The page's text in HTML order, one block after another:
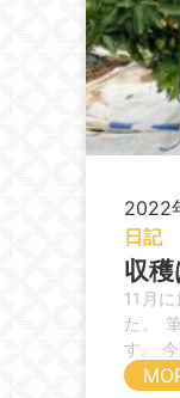
2022
日記
収穫
11月
た。
す。